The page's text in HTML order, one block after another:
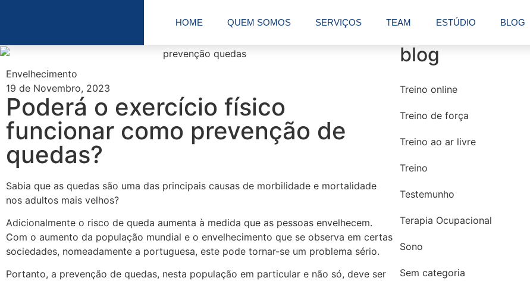
HOME QUEM SOMOS SERVIÇOS TEAM ESTÚDIO BLOG
Envelhecimento
19 de Novembro, 2023
Poderá o exercício físico
funcionar como prevenção de
quedas?
Sabia que as quedas são uma das principais causas de morbilidade e mortalidade
nos adultos mais velhos?
Adicionalmente o risco de queda aumenta à medida que as pessoas envelhecem.
Com o aumento da população mundial e o envelhecimento que se observa em certas
sociedades, nomeadamente a portuguesa, este pode tornar-se um problema sério.
Portanto, a prevenção de quedas, nesta população em particular e não só, deve ser
blog
Treino online
Treino de força
Treino ao ar livre
Treino
Testemunho
Terapia Ocupacional
Sono
Sem categoria